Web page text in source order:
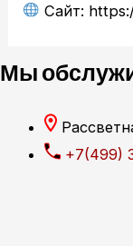
Мы
+7(499)
Сайт: